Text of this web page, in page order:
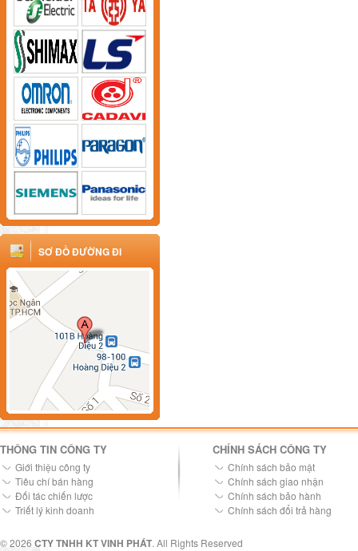
SƠ ĐỒ ĐƯỜNG ĐI
THÔNG TIN CÔNG TY
Giới thiệu công ty
Tiêu chí bán hàng
Đối tác chiến lược
Triết lý kinh doanh
CHÍNH SÁCH CÔNG TY
Chính sách bảo mật
Chính sách giao nhận
Chính sách bảo hành
Chính sách đổi trả hàng
© 2026 CTY TNHH KT VINH PHÁT. All Rights Reserved